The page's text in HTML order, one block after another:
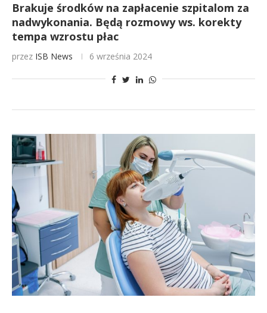
Brakuje środków na zapłacenie szpitalom za
nadwykonania. Będą rozmowy ws. korekty
tempa wzrostu płac
przez ISB News 6 września 2024